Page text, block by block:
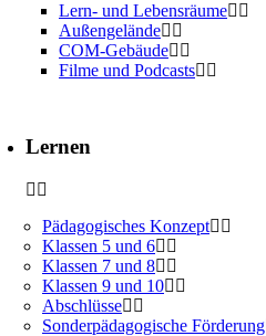
Lern- und Lebensräume
Außengelände
COM-Gebäude
Filme und Podcasts
Lernen
Pädagogisches Konzept
Klassen 5 und 6
Klassen 7 und 8
Klassen 9 und 10
Abschlüsse
Sonderpädagogische Förderung